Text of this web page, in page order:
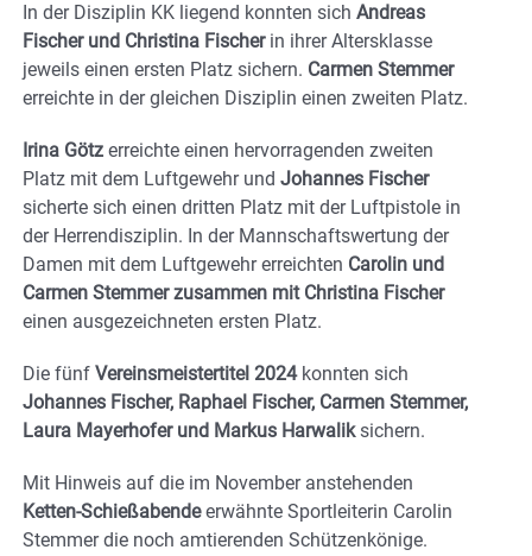
In der Disziplin KK liegend konnten sich Andreas
Fischer und Christina Fischerin ihrer Altersklasse
jeweils einen ersten Platz sichern. Carmen Stemmer
erreichte in der gleichen Disziplin einen zweiten Platz.
Irina Götz erreichte einen hervorragenden zweiten
Platz mit dem Luftgewehr und Johannes Fischer
sicherte sich einen dritten Platz mit der Luftpistole in
der Herrendisziplin. In der Mannschaftswertung der
Damen mit dem Luftgewehr erreichten Carolin und
Carmen Stemmer zusammen mit Christina Fischer
einen ausgezeichneten ersten Platz.
Die fünf Vereinsmeistertitel 2024konnten sich
Johannes Fischer, Raphael Fischer, Carmen Stemmer,
Laura Mayerhofer und Markus Harwaliksichern.
Mit Hinweis auf die im November anstehenden
Ketten-Schießabendeerwähnte Sportleiterin Carolin
Stemmer die noch amtierenden Schützenkönige.